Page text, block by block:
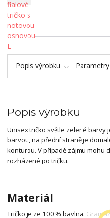
Popis výrobku Parametry
Popis výrobku
Unisex tričko světle zelené barvy
barvou, na přední straně je
konturou. V případě zájmu mohu
rozházené po tričku.
Materiál
Tričko je ze 100 % bavlna.